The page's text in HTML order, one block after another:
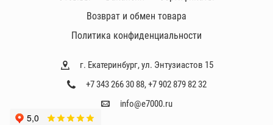
г. Екатеринбург, ул. Энтузиастов 15
+7 343 266 30 88,+7 902 879 82 32
info@e7000.ru
Возврат и обмен товара
Политика конфиденциальности